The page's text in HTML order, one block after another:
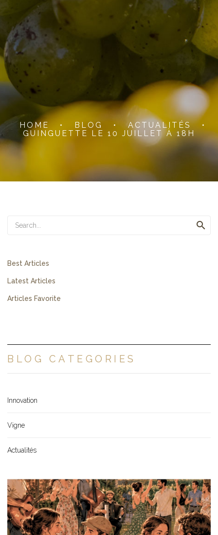
HOME • BLOG • ACTUALITÉS
•
GUINGUETTE LE 10 JUILLET À 18H

Best Articles
Latest Articles
Articles Favorite
BLOG CATEGORIES
Innovation
Vigne
Actualités